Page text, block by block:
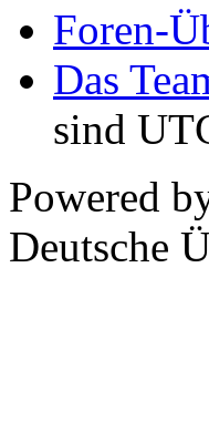
Foren-
Das
sind
Powered
Deutsche